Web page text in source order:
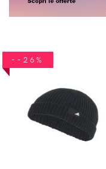
--26%